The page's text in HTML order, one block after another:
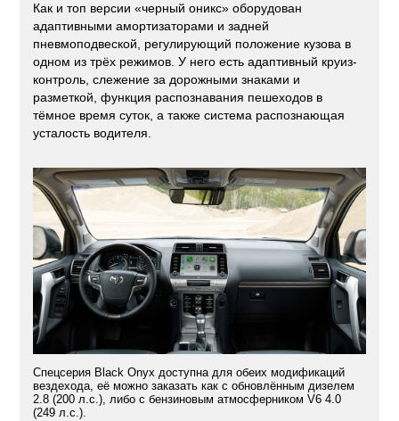
Как и топ версии «черный оникс» оборудован
адаптивными амортизаторами и задней
пневмоподвеской, регулирующий положение кузова в
одном из трёх режимов. У него есть адаптивный круиз-
контроль, слежение за дорожными знаками и
разметкой, функция распознавания пешеходов в
тёмное время суток, а также система распознающая
усталость водителя.
Спецсерия Black Onyx доступна для обеих модификаций
вездехода, её можно заказать как с обновлённым дизелем
2.8 (200 л.с.), либо с бензиновым атмосферником V6 4.0
(249 л.с.).